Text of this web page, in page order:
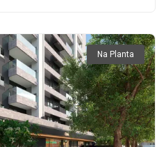
Na Planta